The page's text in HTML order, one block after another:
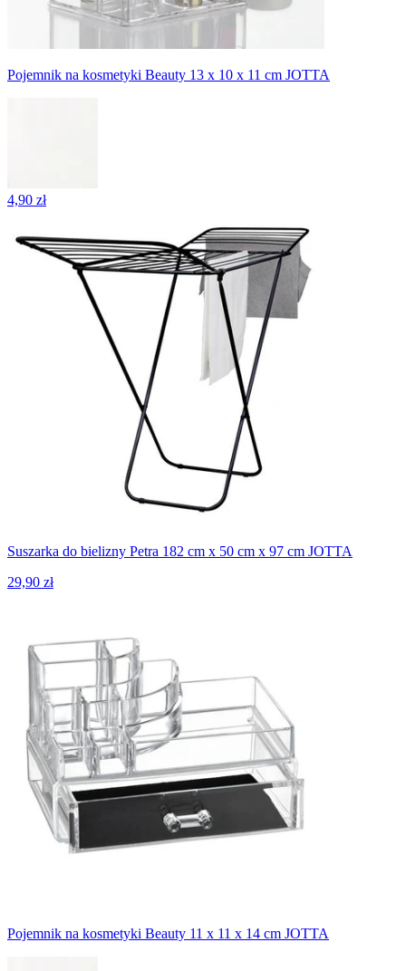
Pojemnik na kosmetyki Beauty 13 x 10 x 11 cm JOTTA
4,90 zł
Suszarka do bielizny Petra 182 cm x 50 cm x 97 cm JOTTA
29,90 zł
Pojemnik na kosmetyki Beauty 11 x 11 x 14 cm JOTTA